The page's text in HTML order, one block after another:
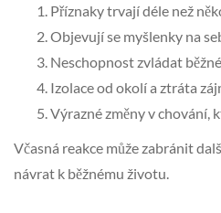
Příznaky trvají déle než
Objevují se myšlenky na
Neschopnost zvládat
Izolace od okolí a ztráta
Výrazné změny v chování,
Včasná reakce může zabránit
návrat k běžnému životu.